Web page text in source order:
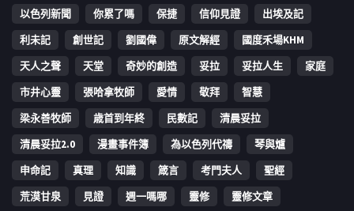
以色列新聞
你累了嗎 保捷 信仰見證
出埃及記
利未記
創世記 劉國偉 原文解經
國度禾場KHM
天人之聲
天堂 奇妙的創造 妥拉 妥拉人生
家庭
市井心靈
張哈拿牧師 愛情 敬拜
智慧
梁永善牧師
歳首到年終 民數記
清晨妥拉
清晨妥拉2.0
漫畫事件簿 為以色列代禱
琴與爐
申命記
真理 知識 箴言 考門夫人
聖經
荒漠甘泉
見證 週一嗎哪 靈修 靈修文章